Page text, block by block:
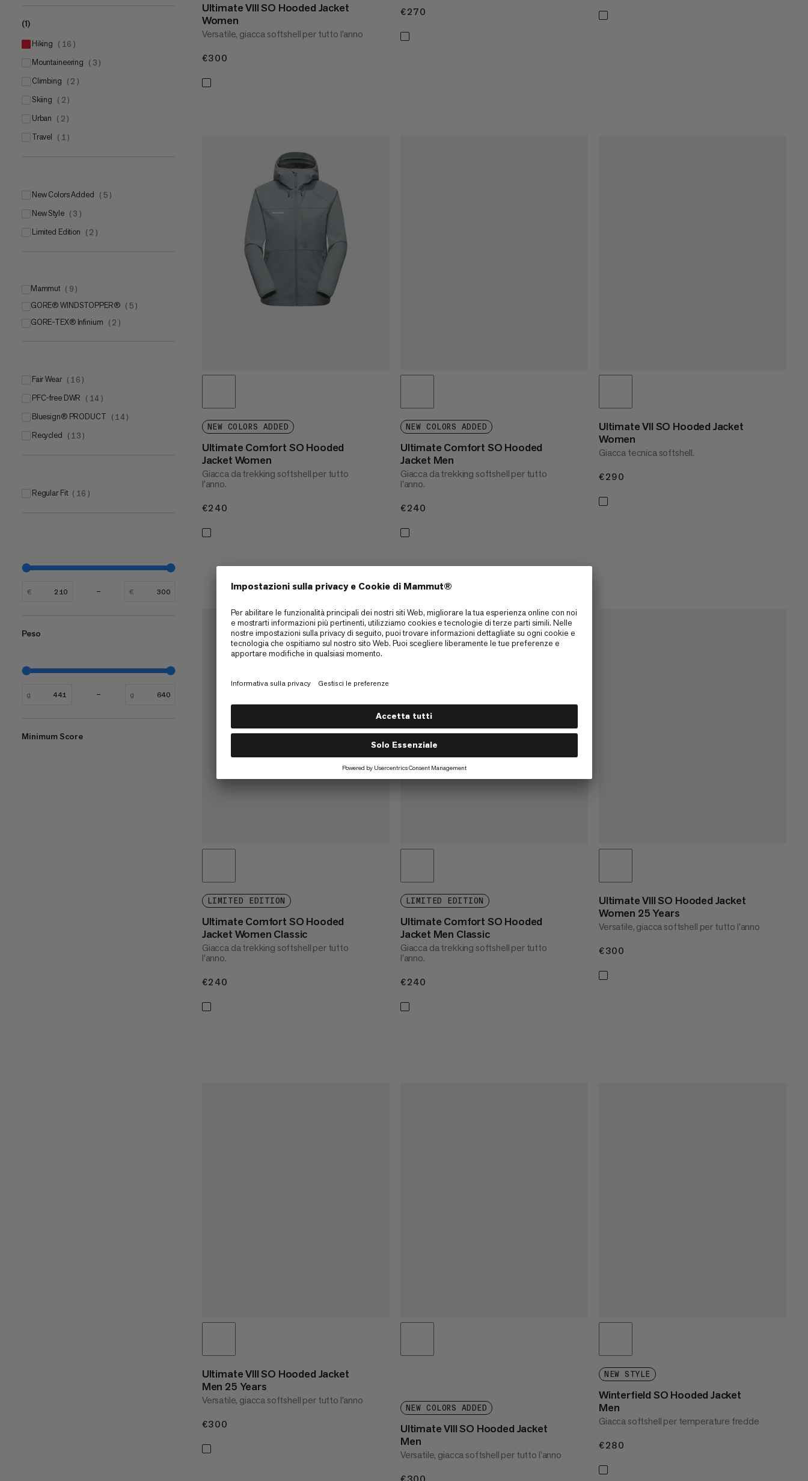
(1)
hiking ( 16 )
mountaineering ( 3 )
climbing ( 2 )
skiing ( 2 )
urban ( 2 )
travel ( 1 )
New Colors Added ( 5 )
New Style ( 3 )
Limited Edition ( 2 )
Mammut ( 9 )
Mammut FLEXGUARD Protect
Mammut SOFtechTM
GORE® WINDSTOPPER® ( 5 )
GORE-TEX® Infinium ( 2 )
Fair Wear ( 16 )
PFC-free DWR ( 14 )
bluesign® PRODUCT ( 14 )
Recycled ( 13 )
Regular Fit ( 16 )
€ €
Peso
g g
Minimum Score
Ultimate VIII SO Hooded Jacket
Women
Versatile, giacca softshell per tutto l'anno
€300
€270
NEW COLORS ADDED
Ultimate Comfort SO Hooded
Jacket Women
Giacca da trekking softshell per tutto
l'anno.
€240
NEW COLORS ADDED
Ultimate Comfort SO Hooded
Jacket Men
Giacca da trekking softshell per tutto
l'anno.
€240
Ultimate VII SO Hooded Jacket
Women
Giacca tecnica softshell.
€290
LIMITED EDITION
Ultimate Comfort SO Hooded
Jacket Women Classic
Giacca da trekking softshell per tutto
l'anno.
€240
LIMITED EDITION
Ultimate Comfort SO Hooded
Jacket Men Classic
Giacca da trekking softshell per tutto
l'anno.
€240
Ultimate VIII SO Hooded Jacket
Women 25 Years
Versatile, giacca softshell per tutto l'anno
€300
Ultimate VIII SO Hooded Jacket
Men 25 Years
Versatile, giacca softshell per tutto l'anno
€300
NEW COLORS ADDED
Ultimate VIII SO Hooded Jacket
Men
Versatile, giacca softshell per tutto l'anno
NEW STYLE
Winterfield SO Hooded Jacket
Men
Giacca softshell per temperature fredde
€280